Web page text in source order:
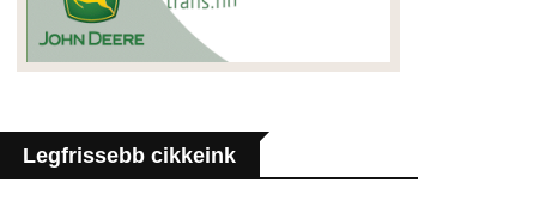
Legfrissebb cikkeink